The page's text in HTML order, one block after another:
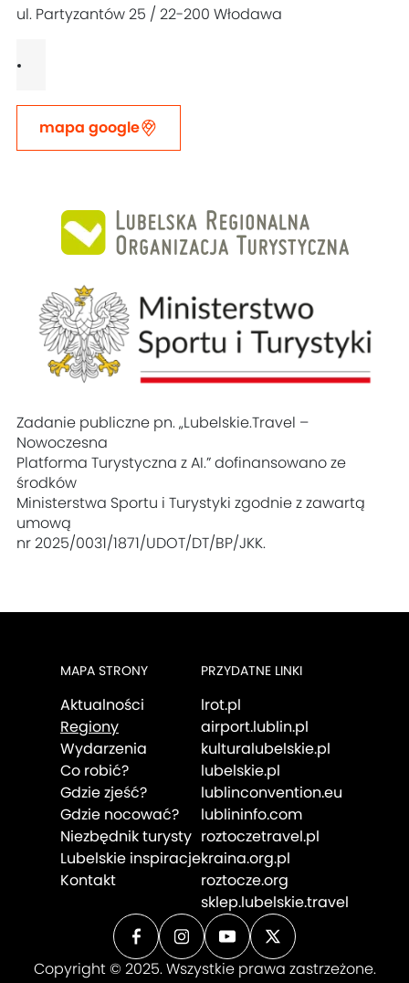
ul. Partyzantów 25 / 22-200 Włodawa
mapa google
Zadanie publiczne pn. „Lubelskie.Travel –
Nowoczesna
Platforma Turystyczna z AI.” dofinansowano ze
środków
Ministerstwa Sportu i Turystyki zgodnie z zawartą
umową
nr 2025/0031/1871/UDOT/DT/BP/JKK.
MAPA STRONY
Aktualności
Regiony
Wydarzenia
Co robić?
Gdzie zjeść?
Gdzie nocować?
Niezbędnik turysty
Lubelskie inspiracje
Kontakt
PRZYDATNE LINKI
lrot.pl
airport.lublin.pl
kulturalubelskie.pl
lubelskie.pl
lublinconvention.eu
lublininfo.com
roztoczetravel.pl
kraina.org.pl
roztocze.org
sklep.lubelskie.travel
Copyright © 2025. Wszystkie prawa zastrzeżone.